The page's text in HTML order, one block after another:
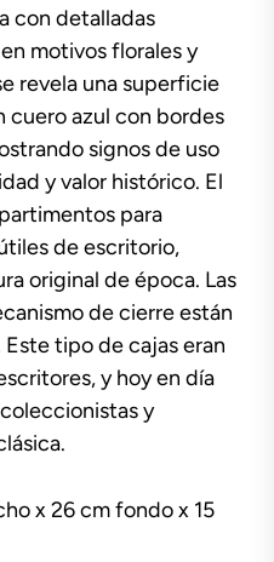
con detalladas
motivos florales y
revela una superficie
cuero azul con bordes
signos de uso
y valor histórico. El
para
de escritorio,
original de época. Las
de cierre están
tipo de cajas eran
y hoy en día
y
x 26 cm fondo x 15